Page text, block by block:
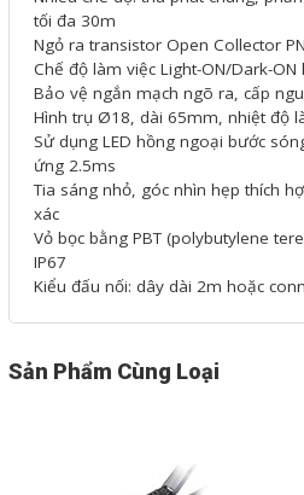
tối đa 30m
Ngỏ ra transistor Open Collector
Chế độ làm việc Light-ON/Dark-
Bảo vệ ngắn mạch ngõ ra, cấp
Hình trụ Ø18, dài 65mm, nhiệt độ
Sử dụng LED hồng ngoại bước
ứng 2.5ms
Tia sáng nhỏ, góc nhìn hẹp thích
xác
Vỏ bọc bằng PBT (polybutylene
IP67
Kiểu đấu nối: dây dài 2m hoặc
Sản Phẩm Cùng Loại
Đồng hồ đo đa năng
Phụ kiện lắp tủ điện
Giới thiệu
Dịch vụ
Thiết kế phần mềm giám sát
và quản lý
Sửa Bộ điều khiển Servo, Bộ